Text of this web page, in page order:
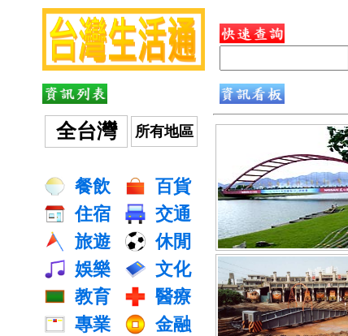
全台灣 所有地區
餐飲
百貨
住宿
交通
旅遊
休閒
娛樂
文化
教育
醫療
專業
金融